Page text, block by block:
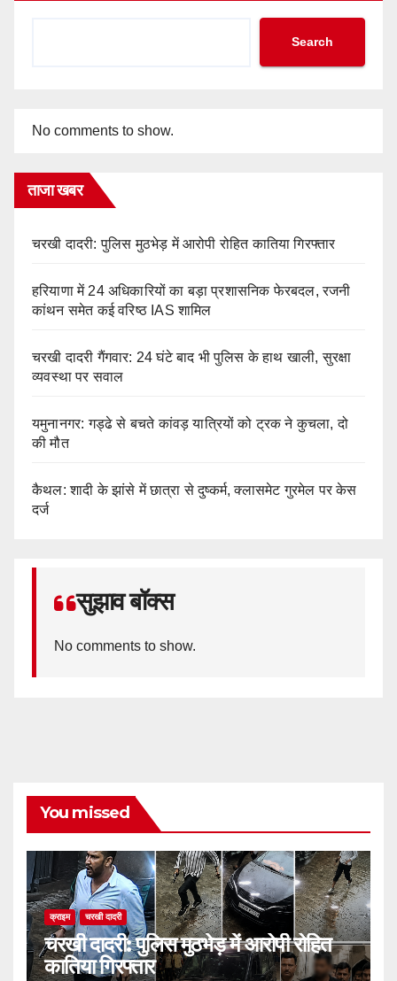
Search
No comments to show.
ताजा खबर
चरखी दादरी: पुलिस मुठभेड़ में आरोपी रोहित कातिया गिरफ्तार
हरियाणा में 24 अधिकारियों का बड़ा प्रशासनिक फेरबदल, रजनी
कांथन समेत कई वरिष्ठ IAS शामिल
चरखी दादरी गैंगवार: 24 घंटे बाद भी पुलिस के हाथ खाली, सुरक्षा
व्यवस्था पर सवाल
यमुनानगर: गड्ढे से बचते कांवड़ यात्रियों को ट्रक ने कुचला, दो
की मौत
कैथल: शादी के झांसे में छात्रा से दुष्कर्म, क्लासमेट गुरमेल पर केस
दर्ज
सुझाव बॉक्स
No comments to show.
You missed
क्राइम चरखी दादरी
चरखी दादरी: पुलिस मुठभेड़ में आरोपी रोहित
कातिया गिरफ्तार